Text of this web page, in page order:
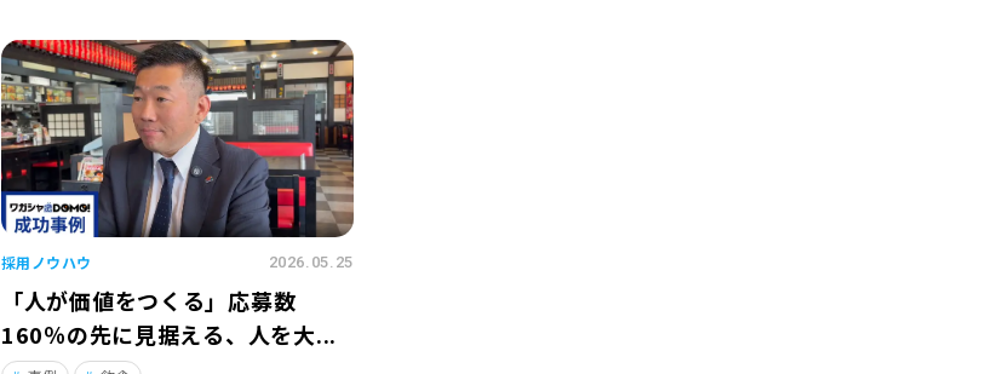
採用ノウハウ 2026.05.25
「人が価値をつくる」応募数
160％の先に見据える、人を大...